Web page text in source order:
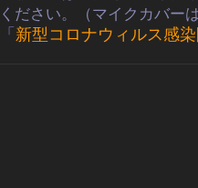
ください。（マイクカバー
「 新型コロナウィルス感